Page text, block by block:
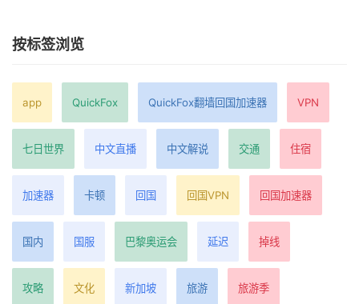
按标签浏览
app QuickFox QuickFox翻墙回国加速器 VPN
七日世界 中文直播 中文解说 交通 住宿
加速器 卡顿 回国 回国VPN 回国加速器
国内 国服 巴黎奥运会 延迟 掉线
攻略 文化 新加坡 旅游 旅游季